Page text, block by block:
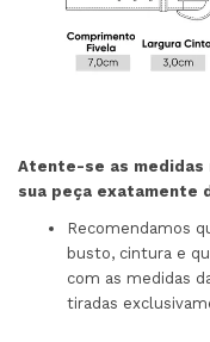
Atente-se as medidas
sua peça exatamente
Recomendamos
busto, cintura e
com as medidas
tiradas